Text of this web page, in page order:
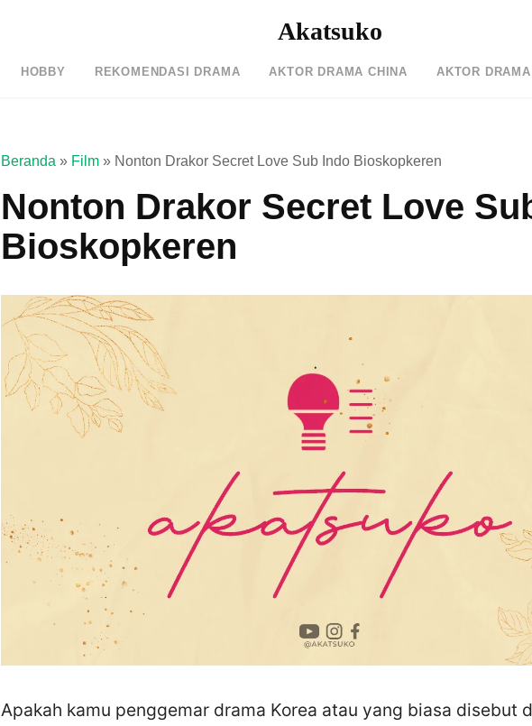
Akatsuko
HOBBY REKOMENDASI DRAMA AKTOR DRAMA CHINA AKTOR
Beranda » Film » Nonton Drakor Secret Love Sub Indo Bioskopkeren
Nonton Drakor Secret Love
Bioskopkeren
Apakah kamu penggemar drama Korea atau yang biasa disebut